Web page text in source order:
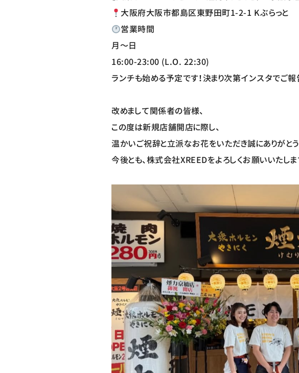
大阪府大阪市都島区東野田町1-2-1 Kぶらっと
営業時間
月〜日
16:00-23:00 (L.O. 22:30)
ランチも始める予定です！決まり次第インスタでご報
改めまして関係者の皆様、
この度は新規店舗開店に際し、
温かいご祝辞と立派なお花をいただき誠にありがとう
今後とも、株式会社XREEDをよろしくお願いいたしま